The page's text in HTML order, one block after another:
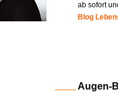
ab sofort
Blog
Augen-